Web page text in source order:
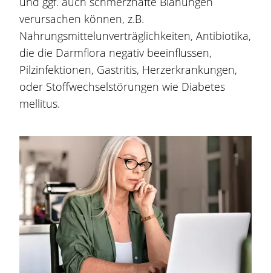
verursachen können, z.B.
Nahrungsmittelunverträglichkeiten, Antibiotika,
die die Darmflora negativ beeinflussen,
Pilzinfektionen, Gastritis, Herzerkrankungen,
oder Stoffwechselstörungen wie Diabetes
mellitus.